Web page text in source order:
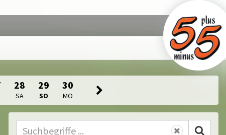
28
SA
29
SO
30
MO